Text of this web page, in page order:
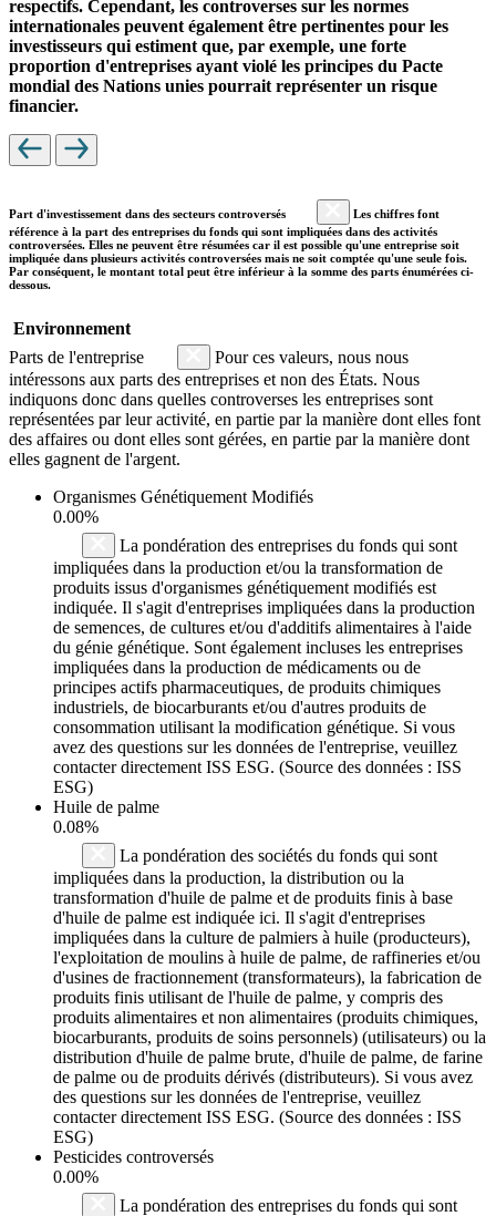
respectifs. Cependant, les controverses sur les normes
internationales peuvent également être pertinentes pour les
investisseurs qui estiment que, par exemple, une forte
proportion d'entreprises ayant violé les principes du Pacte
mondial des Nations unies pourrait représenter un risque
financier.
Part d'investissement dans des secteurs controversés
Les chiffres font
référence à la part des entreprises du fonds qui sont impliquées dans des activités
controversées. Elles ne peuvent être résumées car il est possible qu'une entreprise soit
impliquée dans plusieurs activités controversées mais ne soit comptée qu'une seule fois.
Par conséquent, le montant total peut être inférieur à la somme des parts énumérées ci-
dessous.
Environnement
Parts de l'entreprise
Pour ces valeurs, nous nous
intéressons aux parts des entreprises et non des États. Nous
indiquons donc dans quelles controverses les entreprises sont
représentées par leur activité, en partie par la manière dont elles font
des affaires ou dont elles sont gérées, en partie par la manière dont
elles gagnent de l'argent.
Organismes Génétiquement Modifiés
0.00%
La pondération des entreprises du fonds qui sont
impliquées dans la production et/ou la transformation de
produits issus d'organismes génétiquement modifiés est
indiquée. Il s'agit d'entreprises impliquées dans la production
de semences, de cultures et/ou d'additifs alimentaires à l'aide
du génie génétique. Sont également incluses les entreprises
impliquées dans la production de médicaments ou de
principes actifs pharmaceutiques, de produits chimiques
industriels, de biocarburants et/ou d'autres produits de
consommation utilisant la modification génétique. Si vous
avez des questions sur les données de l'entreprise, veuillez
contacter directement ISS ESG. (Source des données : ISS
ESG)
Huile de palme
0.08%
La pondération des sociétés du fonds qui sont
impliquées dans la production, la distribution ou la
transformation d'huile de palme et de produits finis à base
d'huile de palme est indiquée ici. Il s'agit d'entreprises
impliquées dans la culture de palmiers à huile (producteurs),
l'exploitation de moulins à huile de palme, de raffineries et/ou
d'usines de fractionnement (transformateurs), la fabrication de
produits finis utilisant de l'huile de palme, y compris des
produits alimentaires et non alimentaires (produits chimiques,
biocarburants, produits de soins personnels) (utilisateurs) ou la
distribution d'huile de palme brute, d'huile de palme, de farine
de palme ou de produits dérivés (distributeurs). Si vous avez
des questions sur les données de l'entreprise, veuillez
contacter directement ISS ESG. (Source des données : ISS
ESG)
Pesticides controversés
0.00%
La pondération des entreprises du fonds qui sont